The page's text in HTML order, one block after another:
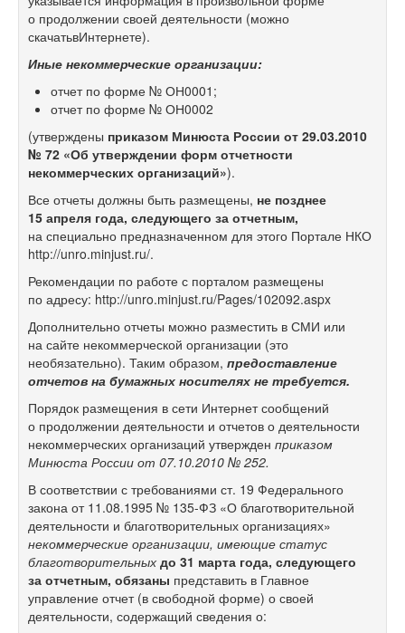
о продолжении своей деятельности (можно
скачатьвИнтернете).
Иные некоммерческие организации:
отчет по форме № ОН0001;
отчет по форме № ОН0002
(утверждены приказом Минюста России от 29.03.2010
№ 72 «Об утверждении форм отчетности
некоммерческих организаций»).
Все отчеты должны быть размещены, не позднее
15 апреля года, следующего за отчетным,
на специально предназначенном для этого Портале НКО
http://unro.minjust.ru/.
Рекомендации по работе с порталом размещены
по адресу: http://unro.minjust.ru/Pages/102092.aspx
Дополнительно отчеты можно разместить в СМИ или
на сайте некоммерческой организации (это
необязательно). Таким образом, предоставление
отчетов на бумажных носителях не требуется.
Порядок размещения в сети Интернет сообщений
о продолжении деятельности и отчетов о деятельности
некоммерческих организаций утвержден приказом
Минюста России от 07.10.2010 № 252.
В соответствии с требованиями ст. 19 Федерального
закона от 11.08.1995 № 135-ФЗ «О благотворительной
деятельности и благотворительных организациях»
некоммерческие организации, имеющие статус
благотворительных до 31 марта года, следующего
за отчетным, обязаны представить в Главное
управление отчет (в свободной форме) о своей
деятельности, содержащий сведения о: